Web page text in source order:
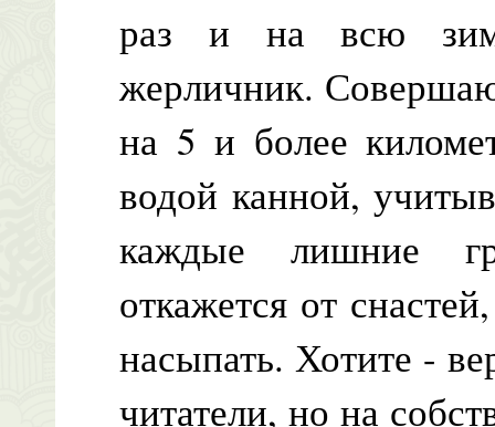
раз и на всю
жерличник.
на 5 и более
водой канной,
каждые лишние
откажется от
насыпать. Хотите -
читатели, но на